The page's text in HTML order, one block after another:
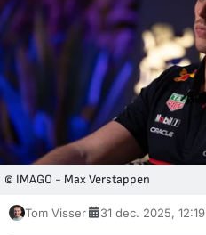
© IMAGO - Max Verstappen
Tom Visser 31 dec. 2025, 12:19